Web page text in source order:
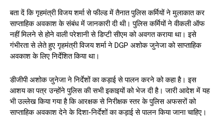
बता दें कि गृहमंत्री विजय शर्मा से फील्ड में तैनात पुलिस कर्मियों ने मुलाकात कर
साप्ताहिक अवकाश के संबंध में जानकारी दी थी। पुलिस कर्मियों ने वीकली ऑफ
नहीं मिलने से होने वाली परेशानी से डिप्टी सीएम को अवगत कराया था। इसे
गंभीरता से लेते हुए गृहमंत्री विजय शर्मा ने DGP अशोक जुनेजा को साप्ताहिक
अवकाश के लिए निर्देशित किया था।
डीजीपी अशोक जुनेजा ने निर्देशों का कड़ाई से पालन करने को कहा है। इस
आशय का पत्र उन्होंने पुलिस की सभी इकाइयों को भेज दी है। जारी आदेश में यह
भी उल्लेख किया गया है कि आरक्षक से निरीक्षक स्तर के पुलिस अफसरों को
साप्ताहिक अवकाश देने के दिशा-निर्देशों का कड़ाई से पालन किया जाना चाहिए।